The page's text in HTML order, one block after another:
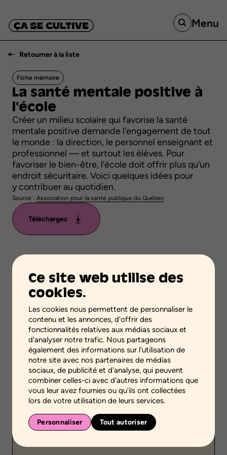
Ce site web utilise des
cookies.
Les cookies nous permettent de personnaliser le
contenu et les annonces, d'offrir des
fonctionnalités relatives aux médias sociaux et
d'analyser notre trafic. Nous partageons
également des informations sur l'utilisation de
notre site avec nos partenaires de médias
sociaux, de publicité et d'analyse, qui peuvent
combiner celles-ci avec d'autres informations que
vous leur avez fournies ou qu'ils ont collectées
lors de votre utilisation de leurs services.
Personnaliser Tout autoriser
Menu
Retourner à la liste
Fiche mémoire
La santé mentale positive à
l'école
Créer un milieu scolaire qui favorise la santé
mentale positive demande l’engagement de tout
le monde : la direction, le personnel enseignant et
professionnel — et surtout les élèves. Pour
favoriser le bien-être, l’école doit offrir plus qu’un
endroit sécuritaire. Voici quelques idées pour
y contribuer au quotidien.
Source : Association pour la santé publique du Québec
Téléchargez
Validité scientifique
Savoirs professionnels ou pratiques
Étape de la démarche
Acquérir ou transférer des connaissances
Niveaux scolaires
Primaire
Secondaire
Formation générale des adultes
Formation professionnelle
Environnement
Environnement scolaire
-